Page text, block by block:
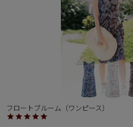
フロートブルーム（ワンピース）